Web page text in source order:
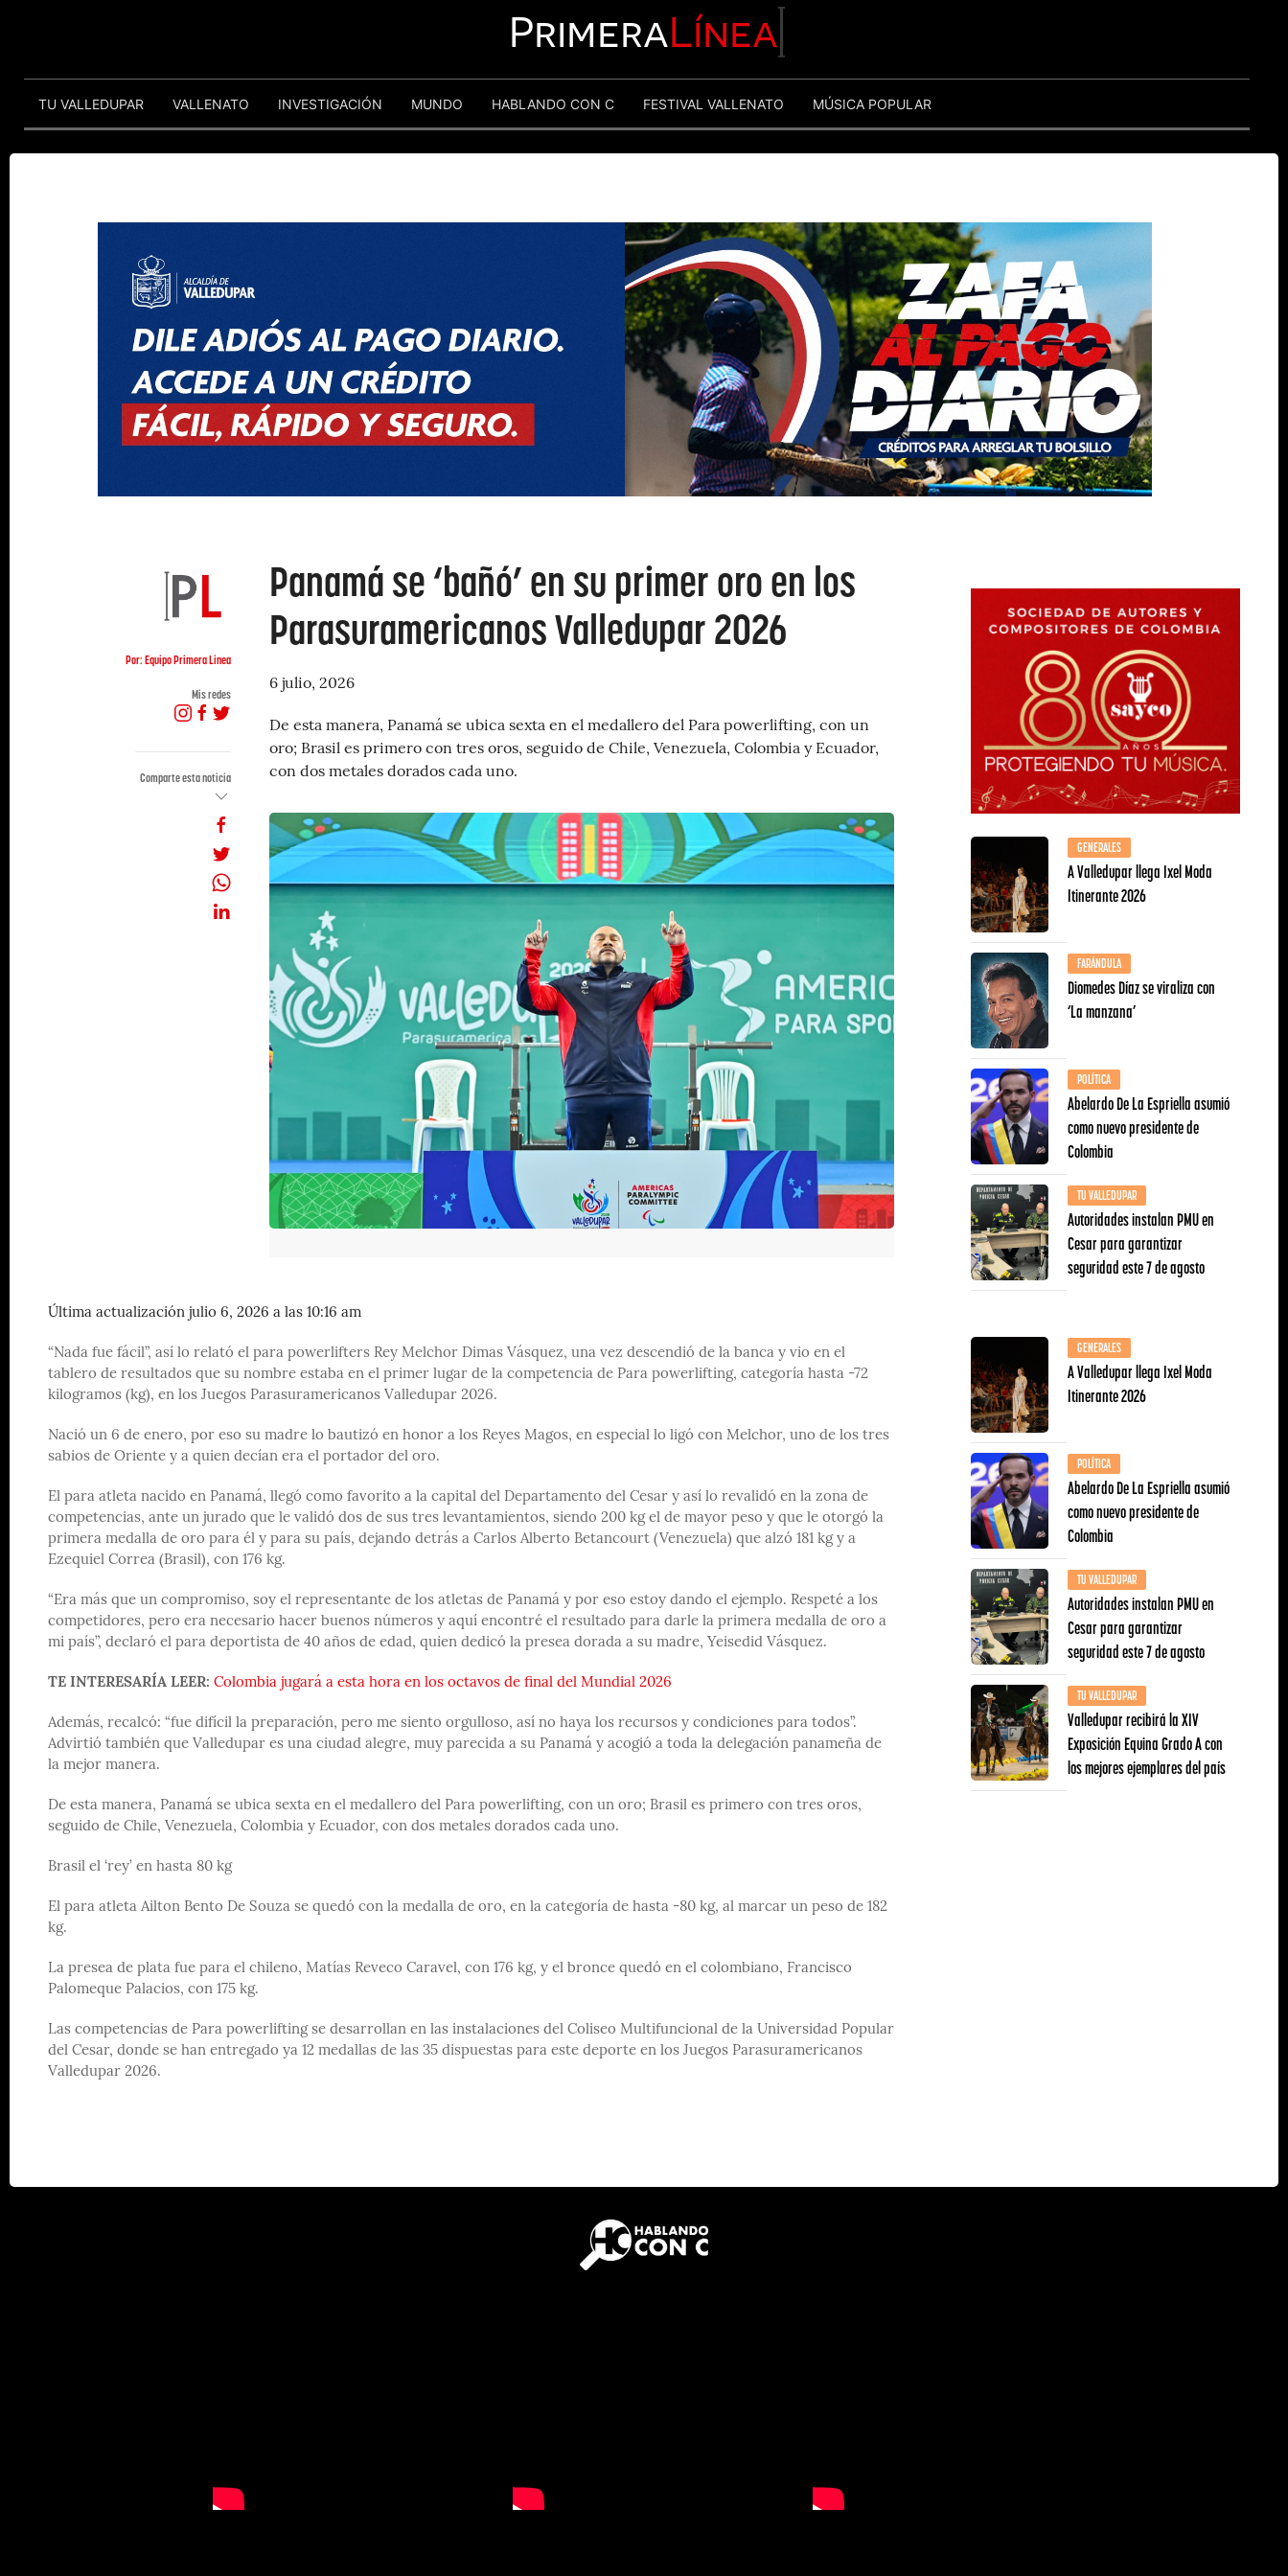
PrimeraLínea
TU VALLEDUPAR VALLENATO INVESTIGACIÓN MUNDO HABLANDO CON C FESTIVAL VALLENATO MÚSICA POPULAR
Por: Equipo Primera Linea
Mis redes
Comparte esta noticia
Panamá se ‘bañó’ en su primer oro en los
Parasuramericanos Valledupar 2026
6 julio, 2026
De esta manera, Panamá se ubica sexta en el medallero del Para powerlifting, con un
oro; Brasil es primero con tres oros, seguido de Chile, Venezuela, Colombia y Ecuador,
con dos metales dorados cada uno.
Última actualización julio 6, 2026 a las 10:16 am
“Nada fue fácil”, así lo relató el para powerlifters Rey Melchor Dimas Vásquez, una vez descendió de la banca y vio en el
tablero de resultados que su nombre estaba en el primer lugar de la competencia de Para powerlifting, categoría hasta -72
kilogramos (kg), en los Juegos Parasuramericanos Valledupar 2026.
Nació un 6 de enero, por eso su madre lo bautizó en honor a los Reyes Magos, en especial lo ligó con Melchor, uno de los tres
sabios de Oriente y a quien decían era el portador del oro.
El para atleta nacido en Panamá, llegó como favorito a la capital del Departamento del Cesar y así lo revalidó en la zona de
competencias, ante un jurado que le validó dos de sus tres levantamientos, siendo 200 kg el de mayor peso y que le otorgó la
primera medalla de oro para él y para su país, dejando detrás a Carlos Alberto Betancourt (Venezuela) que alzó 181 kg y a
Ezequiel Correa (Brasil), con 176 kg.
“Era más que un compromiso, soy el representante de los atletas de Panamá y por eso estoy dando el ejemplo. Respeté a los
competidores, pero era necesario hacer buenos números y aquí encontré el resultado para darle la primera medalla de oro a
mi país”, declaró el para deportista de 40 años de edad, quien dedicó la presea dorada a su madre, Yeisedid Vásquez.
TE INTERESARÍA LEER: Colombia jugará a esta hora en los octavos de final del Mundial 2026
Además, recalcó: “fue difícil la preparación, pero me siento orgulloso, así no haya los recursos y condiciones para todos”.
Advirtió también que Valledupar es una ciudad alegre, muy parecida a su Panamá y acogió a toda la delegación panameña de
la mejor manera.
De esta manera, Panamá se ubica sexta en el medallero del Para powerlifting, con un oro; Brasil es primero con tres oros,
seguido de Chile, Venezuela, Colombia y Ecuador, con dos metales dorados cada uno.
Brasil el ‘rey’ en hasta 80 kg
El para atleta Ailton Bento De Souza se quedó con la medalla de oro, en la categoría de hasta -80 kg, al marcar un peso de 182
kg.
La presea de plata fue para el chileno, Matías Reveco Caravel, con 176 kg, y el bronce quedó en el colombiano, Francisco
Palomeque Palacios, con 175 kg.
Las competencias de Para powerlifting se desarrollan en las instalaciones del Coliseo Multifuncional de la Universidad Popular
del Cesar, donde se han entregado ya 12 medallas de las 35 dispuestas para este deporte en los Juegos Parasuramericanos
Valledupar 2026.
GENERALES
A Valledupar llega Ixel Moda
Itinerante 2026
FARÁNDULA
Diomedes Díaz se viraliza con
‘La manzana’
POLÍTICA
Abelardo De La Espriella asumió
como nuevo presidente de
Colombia
TU VALLEDUPAR
Autoridades instalan PMU en
Cesar para garantizar
seguridad este 7 de agosto
GENERALES
A Valledupar llega Ixel Moda
Itinerante 2026
POLÍTICA
Abelardo De La Espriella asumió
como nuevo presidente de
Colombia
TU VALLEDUPAR
Autoridades instalan PMU en
Cesar para garantizar
seguridad este 7 de agosto
TU VALLEDUPAR
Valledupar recibirá la XIV
Exposición Equina Grado A con
los mejores ejemplares del país